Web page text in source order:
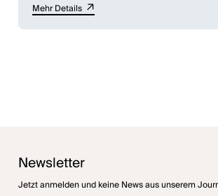
Kaum aus dem Paradies entlassen, spaltet
den eigensinnigen Seelenteilen. Während
während sich Rose und Richie erneut
arbeitet mit grotesken Szenarien
Mehr Details
Newsletter
Jetzt anmelden und keine News aus unserem